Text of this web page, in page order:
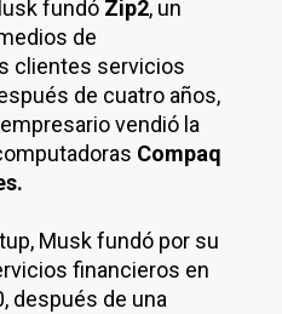
fundó Zip2, un
de
clientes servicios
de cuatro años,
vendió la
Compaq
Musk fundó por su
financieros en
después de una